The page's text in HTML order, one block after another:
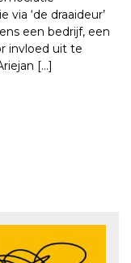
via ‘de draaideur’
een bedrijf, een
invloed uit te
[…]